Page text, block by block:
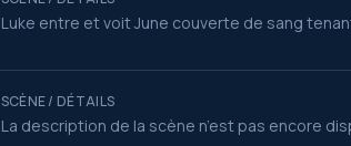
Luke entre et voit June couverte de sang
SCÈNE / DÉTAILS
La description de la scène n’est pas encore